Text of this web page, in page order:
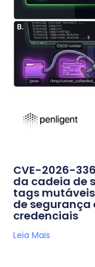
CVE-2026-
da cadeia de
tags
de segurança
credenciais
Leia Mais